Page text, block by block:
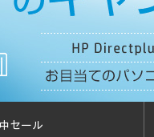
セール